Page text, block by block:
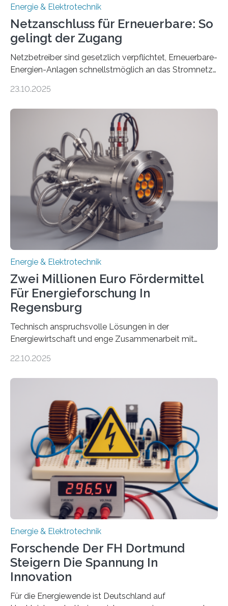
Energie & Elektrotechnik
Netzanschluss für Erneuerbare: So
gelingt der Zugang
Netzbetreiber sind gesetzlich verpflichtet, Erneuerbare-
Energien-Anlagen schnellstmöglich an das Stromnetz
ermöglichen. Doch der dafür nötige Netzausbau hinkt
einem „Anschlussstau“. Die Stiftung
Umweltenergierecht hat den Rechtsrahmen in einem
neuen Bericht für die Praxis eingeordnet – inklusive der
Rolle von flexiblen Netzanschlussvereinbarungen. Der
Netzanschluss von Erneuerbare-Energien-Anlagen
(EE-Anlagen) ist entscheidend für die Energiewende.
Denn ohne Anschluss an das Netz kann kein Strom
eingespeist werden. Nach dem Erneuerbare-Energien-
Gesetz (EEG) sind Netzbetreiber…
23.10.2025
Energie & Elektrotechnik
Zwei Millionen Euro Fördermittel
Für Energieforschung In
Regensburg
Technisch anspruchsvolle Lösungen in der
Energiewirtschaft und enge Zusammenarbeit mit
neuen EU-geförderten Transfer-Projekte zu
Energietechnologien werden vom Europäischen
Sozialfonds Plus (ESF+) gefördert – mit einer
Gesamtsumme von mehr als zwei Millionen Euro.
Damit zählt die Hochschule zu den großen
Gewinnerinnen der aktuellen Förderrunde des
Bayerischen Wissenschaftsministeriums. Im
Mittelpunkt steht der direkte Wissenstransfer: Neue
wissenschaftliche Erkenntnisse sollen rasch in die
22.10.2025
Energie & Elektrotechnik
Forschende Der FH Dortmund
Steigern Die Spannung In
Innovation
Für die Energiewende ist Deutschland auf